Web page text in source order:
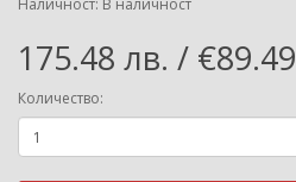
Наличност: В наличност
175.48 лв. / €89.49
Количество: